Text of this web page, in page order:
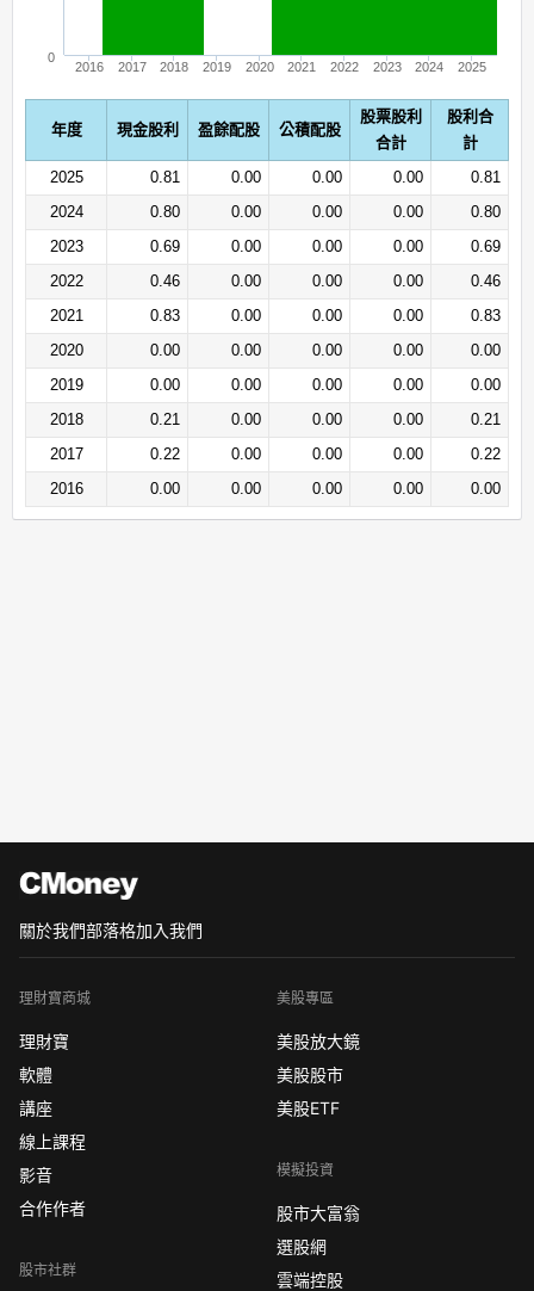
2016 2017 2018 2019 2020 2021 2022 2023 2024 2025
0
年度 現金股利 盈餘配股 公積配股
股票股利
合計
股利合
計
2025
0.81 0.00 0.00 0.00
0.81
2024
0.80 0.00 0.00 0.00
0.80
2023
0.69 0.00 0.00 0.00
0.69
2022
0.46 0.00 0.00 0.00
0.46
2021
0.83 0.00 0.00 0.00
0.83
2020
0.00 0.00 0.00 0.00
0.00
2019
0.00 0.00 0.00 0.00
0.00
2018
0.21 0.00 0.00 0.00
0.21
2017
0.22 0.00 0.00 0.00
0.22
2016
0.00 0.00 0.00 0.00 0.00
關於我們部落格加入我們
理財寶商城
理財寶
軟體
講座
線上課程
影音
合作作者
股市社群
美股專區
美股放大鏡
美股股市
美股ETF
模擬投資
股市大富翁
選股網
雲端控股